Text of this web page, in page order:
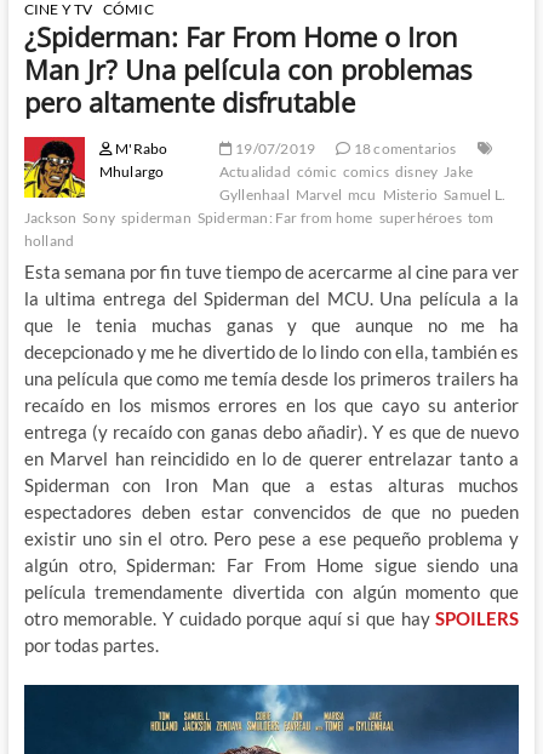
CINE Y TV CÓMIC
¿Spiderman: Far From Home o Iron
Man Jr? Una película con problemas
pero altamente disfrutable
M'Rabo
Mhulargo
19/07/2019
18 comentarios
Actualidad cómic comics disney Jake
Gyllenhaal Marvel mcu Misterio Samuel L.
Jackson Sony spiderman Spiderman: Far from home superhéroes tom
holland
Esta semana por fin tuve tiempo de acercarme al cine para ver
la ultima entrega del Spiderman del MCU. Una película a la
que le tenia muchas ganas y que aunque no me ha
decepcionado y me he divertido de lo lindo con ella, también es
una película que como me temía desde los primeros trailers ha
recaído en los mismos errores en los que cayo su anterior
entrega (y recaído con ganas debo añadir). Y es que de nuevo
en Marvel han reincidido en lo de querer entrelazar tanto a
Spiderman con Iron Man que a estas alturas muchos
espectadores deben estar convencidos de que no pueden
existir uno sin el otro. Pero pese a ese pequeño problema y
algún otro, Spiderman: Far From Home sigue siendo una
película tremendamente divertida con algún momento que
otro memorable. Y cuidado porque aquí si que haySPOILERS
por todas partes.